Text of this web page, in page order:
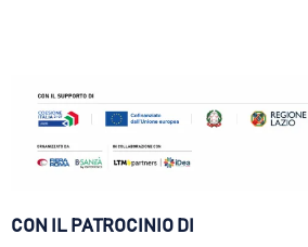
CON IL PATROCINIO DI